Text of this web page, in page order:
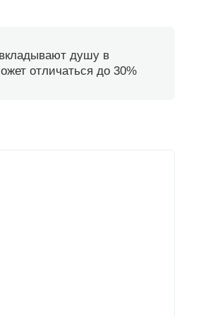
душу в
отличаться до 30%